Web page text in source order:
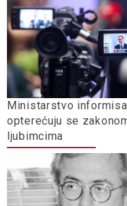
Ministarstvo
opterećuju se
ljubimcima